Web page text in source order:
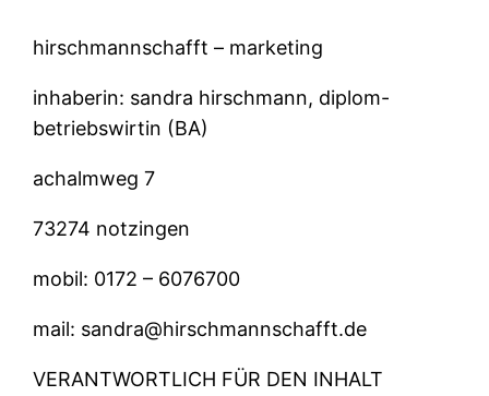
hirschmannschafft – marketing
inhaberin: sandra hirschmann, diplom-
betriebswirtin (BA)
achalmweg 7
73274 notzingen
mobil: 0172 – 6076700
mail: sandra@hirschmannschafft.de
VERANTWORTLICH FÜR DEN INHALT